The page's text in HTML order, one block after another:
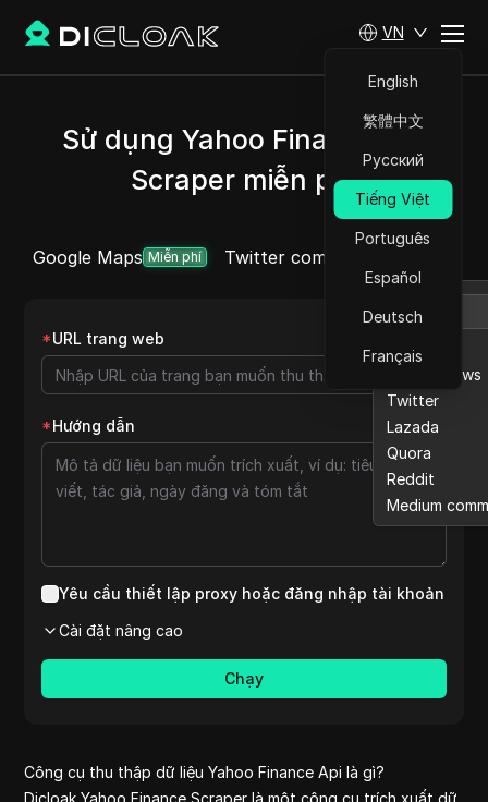
VN
English
繁體中文
Русский
Tiếng Việt
Português
Español
Deutsch
Français
Sử dụng Yahoo Finance Api
Scraper miễn phí
Google Maps Miễn phí Twitter comment
Etsy
Ebay reviews
Twitter
Lazada
Quora
Reddit
Medium
Etsy reviews
Shopee pet
Pinterest
Amazon
*URL trang web
*Hướng dẫn
Yêu cầu thiết lập proxy hoặc đăng nhập tài khoản
Cài đặt nâng cao
Chạy
Công cụ thu thập dữ liệu Yahoo Finance Api là gì?
Dicloak Yahoo Finance Scraper là một công cụ trích xuất dữ